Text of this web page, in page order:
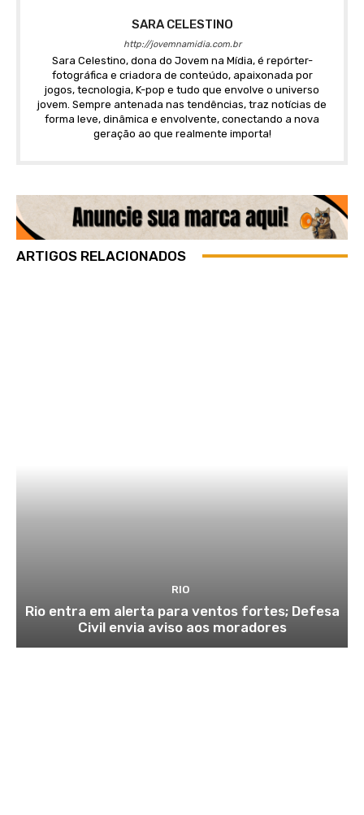
SARA CELESTINO
http://jovemnamidia.com.br
Sara Celestino, dona do Jovem na Mídia, é repórter-
fotográfica e criadora de conteúdo, apaixonada por
jogos, tecnologia, K-pop e tudo que envolve o universo
jovem. Sempre antenada nas tendências, traz notícias de
forma leve, dinâmica e envolvente, conectando a nova
geração ao que realmente importa!
ARTIGOS RELACIONADOS
RIO
Rio entra em alerta para ventos fortes; Defesa
Civil envia aviso aos moradores